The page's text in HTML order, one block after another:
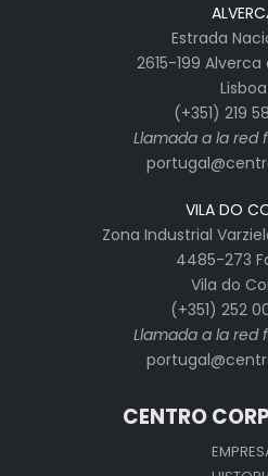
Estrada
2615-199
Lisboa
(+351) 219
Llamada a la red
VILA DO
Zona Industrial
4485-273
Vila do
(+351) 252
Llamada a la red
CENTRO